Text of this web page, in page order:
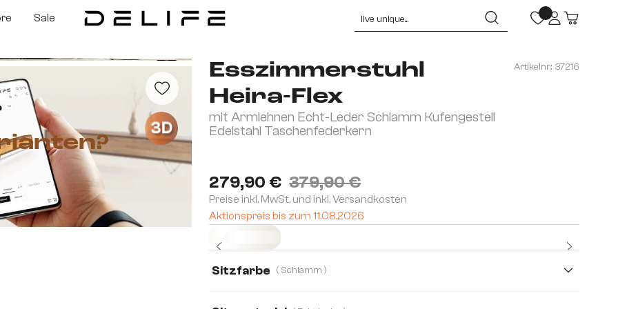
Sale
Esszimmerstuhl
Heira-Flex
mit Armlehnen Echt-Leder Schlamm Kufengestell
Edelstahl Taschenfederkern
Artikelnr.: 37216
279,90 € 379,90 €
Preise inkl. MwSt. und inkl. Versandkosten
Aktionspreis bis zum 11.08.2026
Sitzfarbe ( Schlamm )
3D